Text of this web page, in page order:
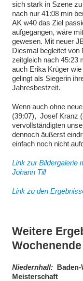
sich stark in Szene
nach nur 41:08 min
AK w40 das Ziel
aufgegangen, wäre
gewesen. Mit neuer
Diesmal begleitet von
zeitgleich nach 45:23
auch Erika Krüger
gelingt als Siegerin
Jahresbestzeit.
Wenn auch ohne
(39:07), Josef Kranz
vervollständigten
dennoch äußerst
einfach noch nicht
Link zur Bildergalerie
Johann Till
Link zu den
Weitere
Wochenende
Niedernhall:Baden-
Meisterschaft